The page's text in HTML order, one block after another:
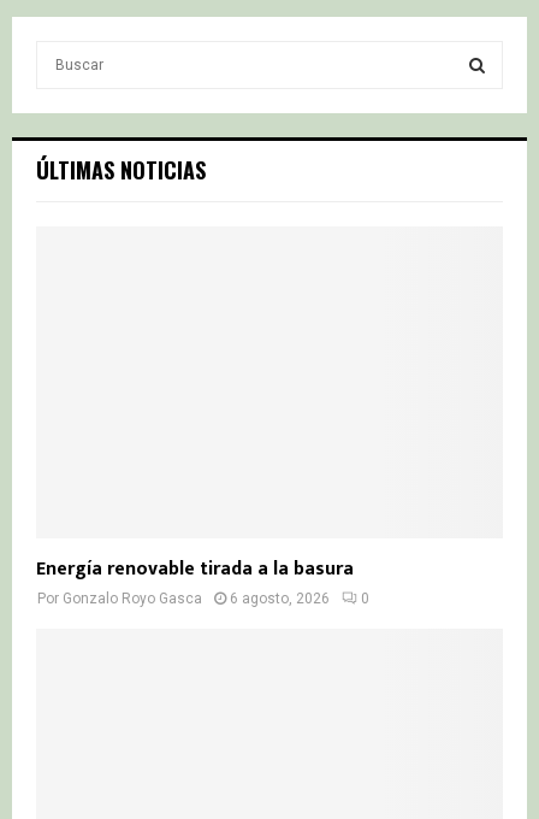
c
h
S
ÚLTIMAS NOTICIAS
Energía renovable tirada a la basura
Por Gonzalo Royo Gasca 6 agosto, 2026 0